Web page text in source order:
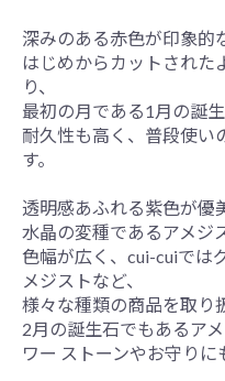
深みのある赤色が印象的
はじめからカットされた
り、
最初の月である1月の誕生
耐久性も高く、普段使い
す。
透明感あふれる紫色が優
水晶の変種であるアメジ
色幅が広く、cui-cuiでは
メジストなど、
様々な種類の商品を取り
2月の誕生石でもあるア
ワー ストーンやお守りに